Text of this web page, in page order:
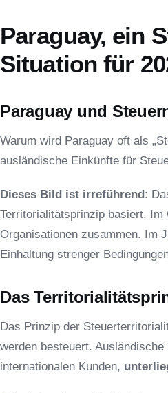
Paraguay, ein
Situation für
Paraguay und
Warum wird Paraguay oft als
ausländische Einkünfte für
Dieses Bild ist irreführend:
Territorialitätsprinzip basiert.
Organisationen zusammen. Im
Einhaltung strenger
Das
Das Prinzip der
werden besteuert.
internationalen Kunden,